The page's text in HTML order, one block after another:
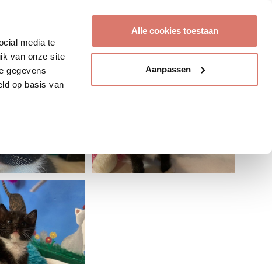
media te
van onze site
gegevens
op basis van
Alle cookies toestaan
Aanpassen